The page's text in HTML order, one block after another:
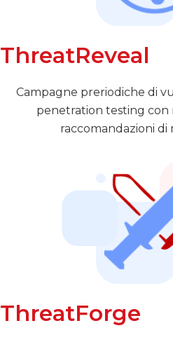
ThreatReveal
Campagne preriodiche di
penetration testing
raccomandazioni di
ThreatForge